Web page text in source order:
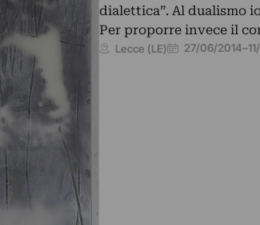
dialettica”. Al dualismo
Per proporre invece il
Lecce (LE) 27/06/2014–